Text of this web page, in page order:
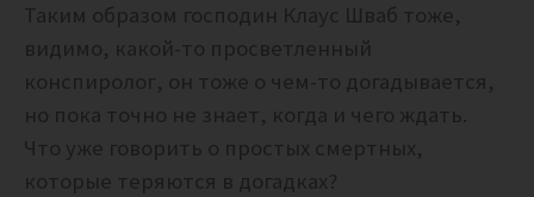
Таким образом господин Клаус Шваб тоже,
видимо, какой-то просветленный
конспиролог, он тоже о чем-то догадывается,
но пока точно не знает, когда и чего ждать.
Что уже говорить о простых смертных,
которые теряются в догадках?